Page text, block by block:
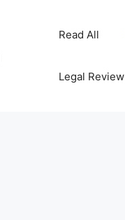
Read All
Legal Review